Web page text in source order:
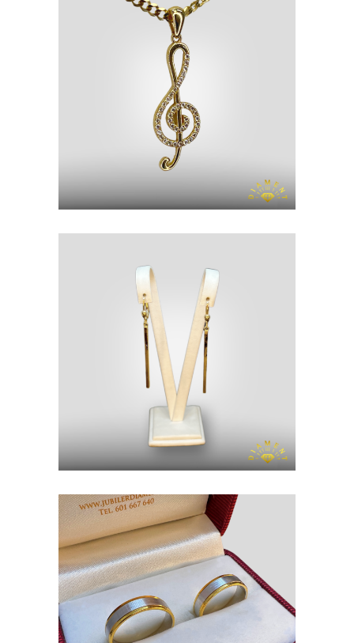
ZAWIESZKA
ZŁOTO P. 585
KOLCZYKI
ZŁOTO P. 585
OBRĄCZKI
ZŁOTO P. 585